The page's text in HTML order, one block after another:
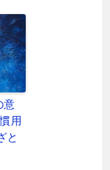
意
用
と